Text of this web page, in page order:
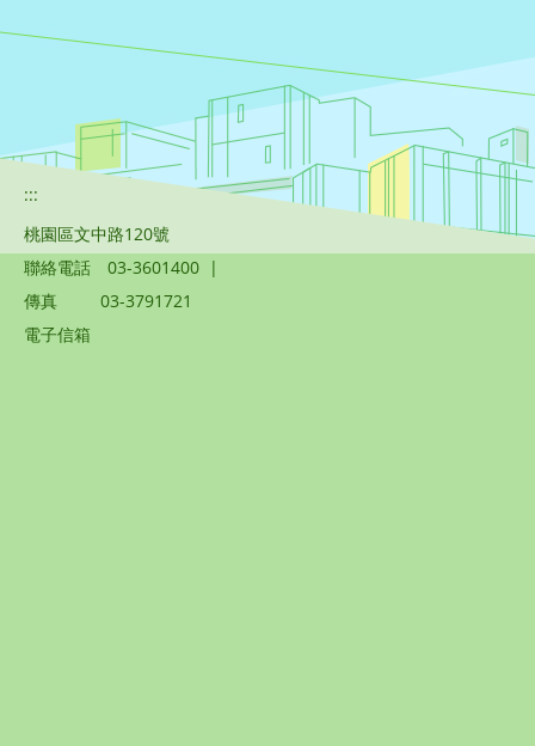
:::
桃園區文中路120號
聯絡電話
03-3601400 |
傳真
03-3791721
電子信箱